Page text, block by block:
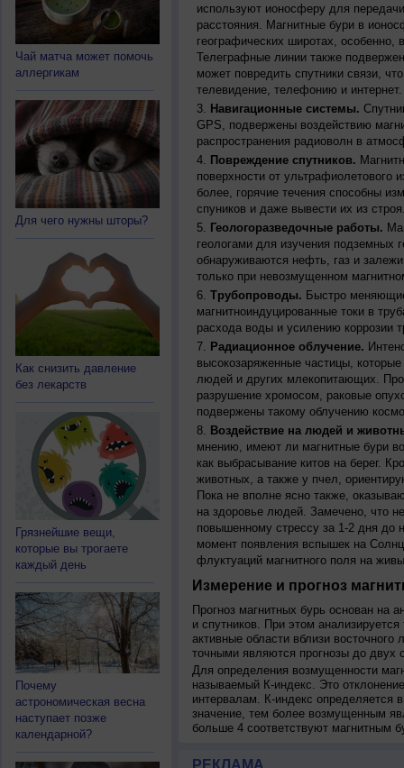
Чай матча может помочь
аллергикам
Для чего нужны шторы?
Как снизить давление
без лекарств
Грязнейшие вещи,
которые вы трогаете
каждый день
Почему
астрономическая весна
наступает позже
календарной?
используют ионосферу для
расстояния. Магнитные бури в
географических широтах,
Телеграфные линии также
может повредить спутники связи,
телевидение, телефонию и интернет.
Навигационные системы.
GPS, подвержены воздействию
распространения радиоволн в
Повреждение спутников.
поверхности от ультрафиолетового
более, горячие течения способны
спуников и даже вывести их из
Геологоразведочные работы.
геологами для изучения подземных
обнаруживаются нефть, газ и
только при невозмущенном
Трубопроводы. Быстро
магнитноиндуцированные токи в
расхода воды и усилению коррозии
Радиационное облучение.
высокозаряженные частицы,
людей и других млекопитающих.
разрушение хромосом, раковые
подвержены такому облучению
Воздействие на людей и
мнению, имеют ли магнитные бури
как выбрасывание китов на берег.
животных, а также у пчел,
Пока не вполне ясно также,
на здоровье людей. Замечено, что
повышенному стрессу за 1-2 дня до
момент появления вспышек на
флуктуаций магнитного поля на
Измерение и прогноз
Прогноз магнитных бурь основан на
и спутников. При этом
активные области вблизи
точными являются прогнозы до двух
Для определения возмущенности
называемый К-индекс. Это
интервалам. К-индекс определяется
значение, тем более возмущенным
больше 4 соответствуют магнитным
РЕКЛАМА